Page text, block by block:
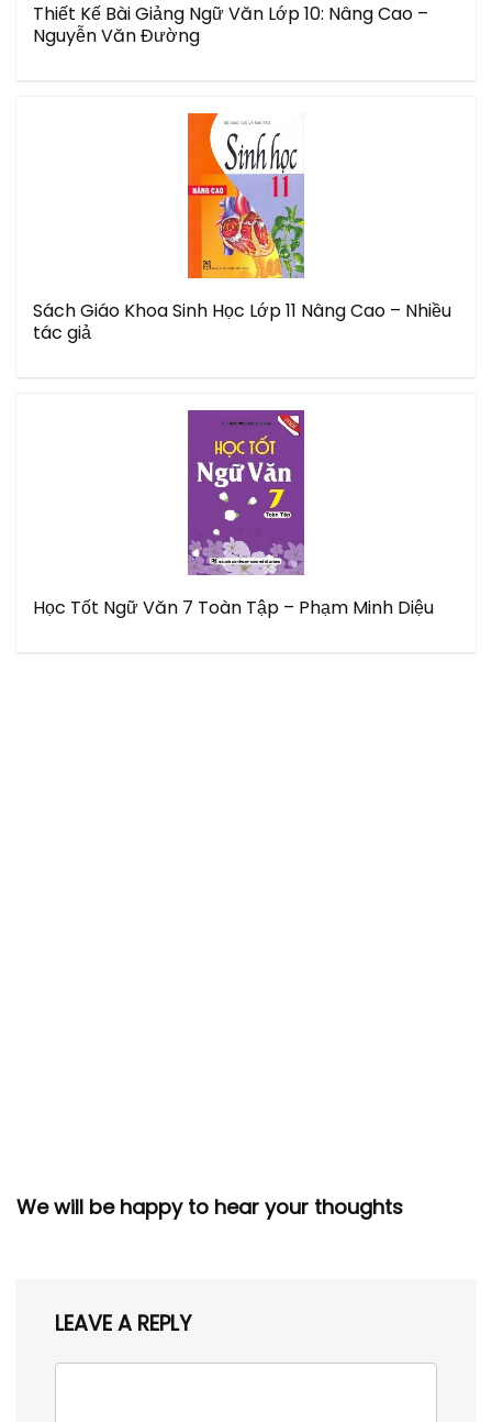
Thiết Kế Bài Giảng Ngữ Văn Lớp 10: Nâng Cao –
Nguyễn Văn Đường
Sách Giáo Khoa Sinh Học Lớp 11 Nâng Cao – Nhiều
tác giả
Học Tốt Ngữ Văn 7 Toàn Tập – Phạm Minh Diệu
We will be happy to hear your thoughts
LEAVE A REPLY